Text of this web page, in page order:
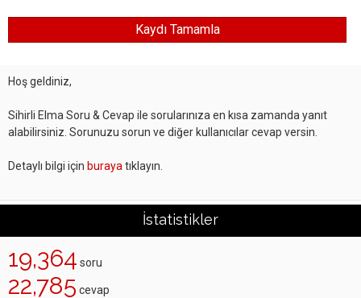
Hoş geldiniz,
Sihirli Elma Soru & Cevap ile sorularınıza en kısa zamanda yanıt
alabilirsiniz. Sorunuzu sorun ve diğer kullanıcılar cevap versin.
Detaylı bilgi için buraya tıklayın.
İstatistikler
19,364 soru
22,785 cevap